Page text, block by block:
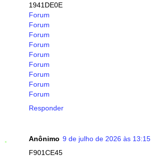
1941DE0E
Forum
Forum
Forum
Forum
Forum
Forum
Forum
Forum
Forum
Responder
Anônimo 9 de julho de 2026 às 13:15
F901CE45